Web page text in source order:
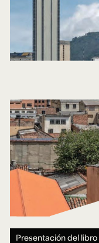
Presentación del